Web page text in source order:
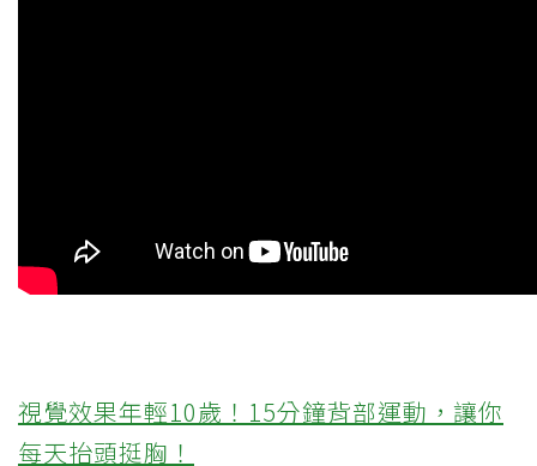
視覺效果年輕10歲！15分鐘背部運動，讓你
每天抬頭挺胸！